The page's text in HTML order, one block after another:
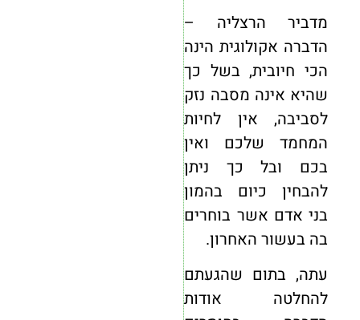
מדביר הרצליה –
הדברה אקולוגית הינה
הכי חיובית, בשל כך
שהיא אינה מסבה נזק
לסביבה, אין לחיות
המחמד שלכם ואין
בכם ובל כך ניתן
להבחין כיום בהמון
בני אדם אשר בוחרים
בה בעשור האחרון.
עתה, בתום שהגעתם
להחלטה אודות